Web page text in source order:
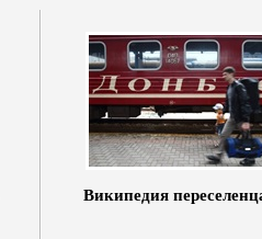
Википедия